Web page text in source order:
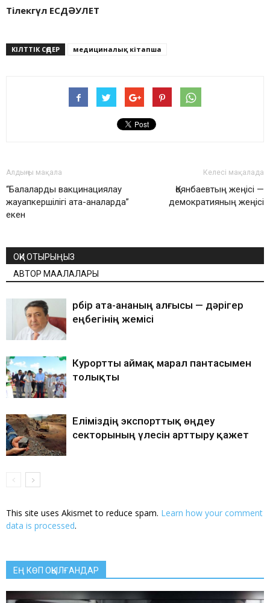
Тілекгүл ЕСДӘУЛЕТ
КІЛТТІК СӨДЕР медициналық кітапша
Алдыңғы мақала
“Балаларды вакцинациялау
жауапкершілігі ата-аналарда”
екен
Келесі мақалада
Қоянбаевтың жеңісі —
демократияның жеңісі
ОҚИ ОТЫРЫҢЫЗ
АВТОР МАҚАЛАЛАРЫ
Әрбір ата-ананың алғысы — дәрігер
еңбегінің жемісі
Курортты аймақ марал пантасымен
толықты
Еліміздің экспорттық өңдеу
секторының үлесін арттыру қажет
This site uses Akismet to reduce spam. Learn how your comment
data is processed.
ЕҢ КӨП ОҚЫЛҒАНДАР